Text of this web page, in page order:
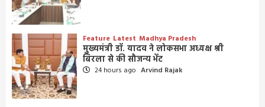
Feature Latest Madhya Pradesh
मुख्यमंत्री डॉ. यादव ने लोकसभा अध्यक्ष श्री
बिरला से की सौजन्य भेंट
24 hours ago Arvind Rajak